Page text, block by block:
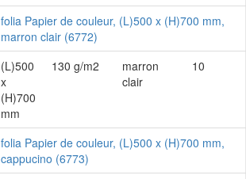
folia Papier de couleur, (L)500 x (H)700 mm,
marron clair (6772)
(L)500
x
(H)700
mm
130 g/m2
marron
clair
10
folia Papier de couleur, (L)500 x (H)700 mm,
cappucino (6773)